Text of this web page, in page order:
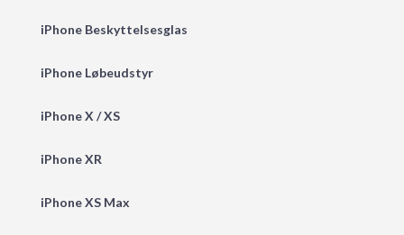
iPhone Beskyttelsesglas
iPhone Løbeudstyr
iPhone X / XS
iPhone XR
iPhone XS Max